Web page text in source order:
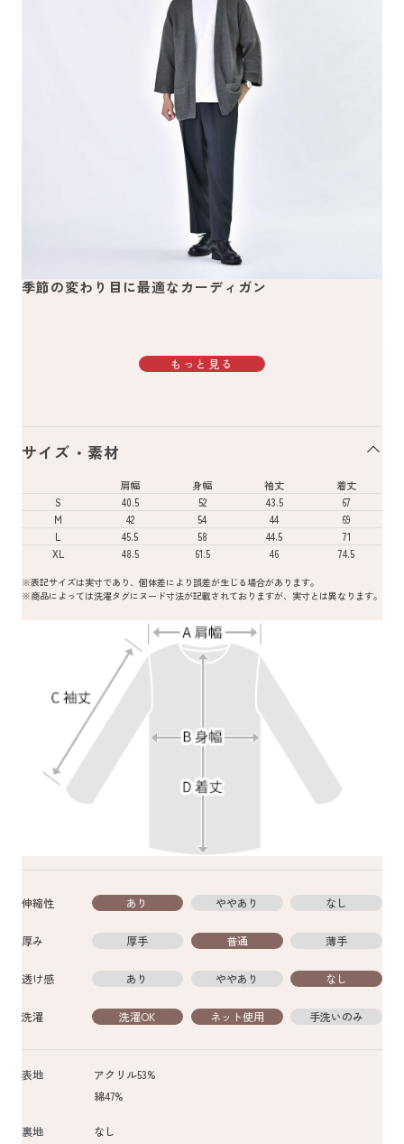
季節の変わり目に最適なカーディガン
もっと見る
サイズ・素材
肩幅 身幅 袖丈
着丈
S
40.5 52 43.5
67
M
42 54 44
69
L
45.5 58 44.5
71
XL
48.5 61.5 46 74.5
※表記サイズは実寸であり、個体差により誤差が生じる場合があります。
※商品によっては洗濯タグにヌード寸法が記載されておりますが、実寸とは異なります。
伸縮性 あり ややあり なし
厚み 厚手 普通 薄手
透け感 あり ややあり なし
洗濯 洗濯OK ネット使用 手洗いのみ
表地
アクリル53%
綿47%
裏地 なし